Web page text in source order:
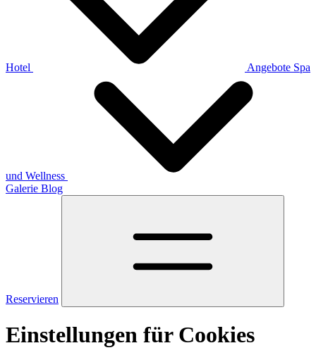
Hotel Angebote Spa
und Wellness
Galerie Blog
Reservieren
Einstellungen für Cookies